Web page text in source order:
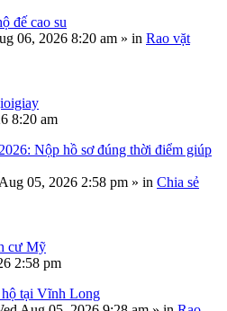
đế cao su
06, 2026 8:20 am » in Rao vặt
8:20 am
Nộp hồ sơ đúng thời điểm giúp
05, 2026 2:58 pm » in Chia sẻ
cư Mỹ
2:58 pm
hộ tại Vĩnh Long